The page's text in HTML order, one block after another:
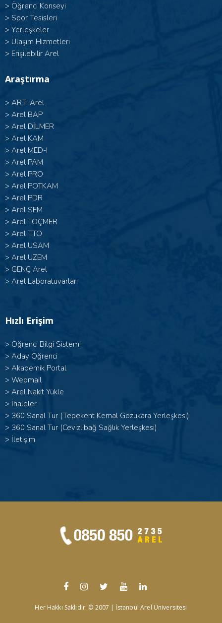
> Öğrenci Konseyi
> Spor Tesisleri
> Yerleşkeler
> Ulaşım Hizmetleri
> Erişilebilir Arel
Araştırma
> ARTI Arel
> Arel BAP
> Arel DİLMER
> Arel KAM
> Arel MED-I
> Arel PAM
> Arel PRO
> Arel POTKAM
> Arel PDR
> Arel SEM
> Arel TOÇMER
> Arel TTO
> Arel USAM
> Arel UZEM
> GENÇ Arel
> Arel Laboratuvarları
Hızlı Erişim
> Öğrenci Bilgi Sistemi
> Aday Öğrenci
> Akademik Portal
> Webmail
> Arel Nakit Yükle
> İhaleler
> 360 Sanal Tur (Tepekent Kemal Gözükara Yerleşkesi)
> 360 Sanal Tur (Cevizlibağ Sağlık Yerleşkesi)
> İletişim
Her Hakkı Saklıdır. © 2007 | İstanbul Arel Üniversitesi